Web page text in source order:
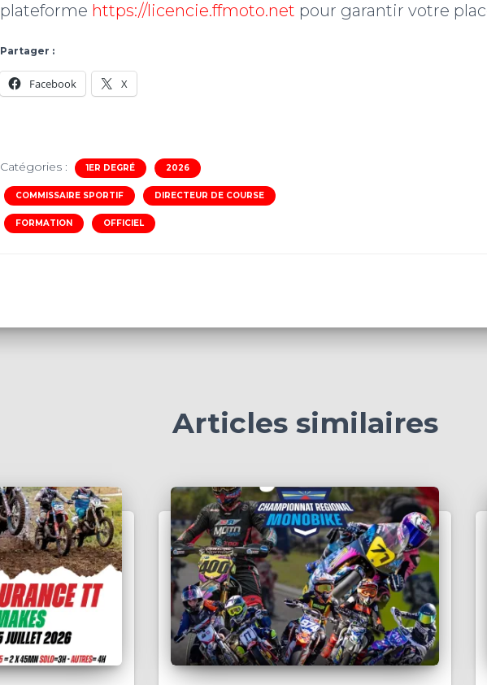
plateforme https://licencie.ffmoto.net pour garantir votre
Partager :
Facebook X
Catégories : 1ER DEGRÉ 2026
COMMISSAIRE SPORTIF DIRECTEUR DE COURSE
FORMATION OFFICIEL
Articles similaires